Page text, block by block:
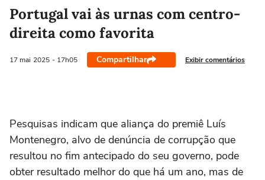
Portugal vai às urnas com centro-
direita como favorita
17 mai 2025 - 17h05 Compartilhar Exibir comentários
Pesquisas indicam que aliança do premiê Luís
Montenegro, alvo de denúncia de corrupção que
resultou no fim antecipado do seu governo, pode
obter resultado melhor do que há um ano, mas de